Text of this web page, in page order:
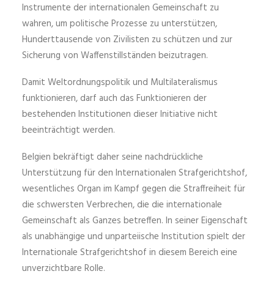
Instrumente der internationalen Gemeinschaft zu
wahren, um politische Prozesse zu unterstützen,
Hunderttausende von Zivilisten zu schützen und zur
Sicherung von Waffenstillständen beizutragen.
Damit Weltordnungspolitik und Multilateralismus
funktionieren, darf auch das Funktionieren der
bestehenden Institutionen dieser Initiative nicht
beeinträchtigt werden.
Belgien bekräftigt daher seine nachdrückliche
Unterstützung für den Internationalen Strafgerichtshof,
wesentliches Organ im Kampf gegen die Straffreiheit für
die schwersten Verbrechen, die die internationale
Gemeinschaft als Ganzes betreffen. In seiner Eigenschaft
als unabhängige und unparteiische Institution spielt der
Internationale Strafgerichtshof in diesem Bereich eine
unverzichtbare Rolle.